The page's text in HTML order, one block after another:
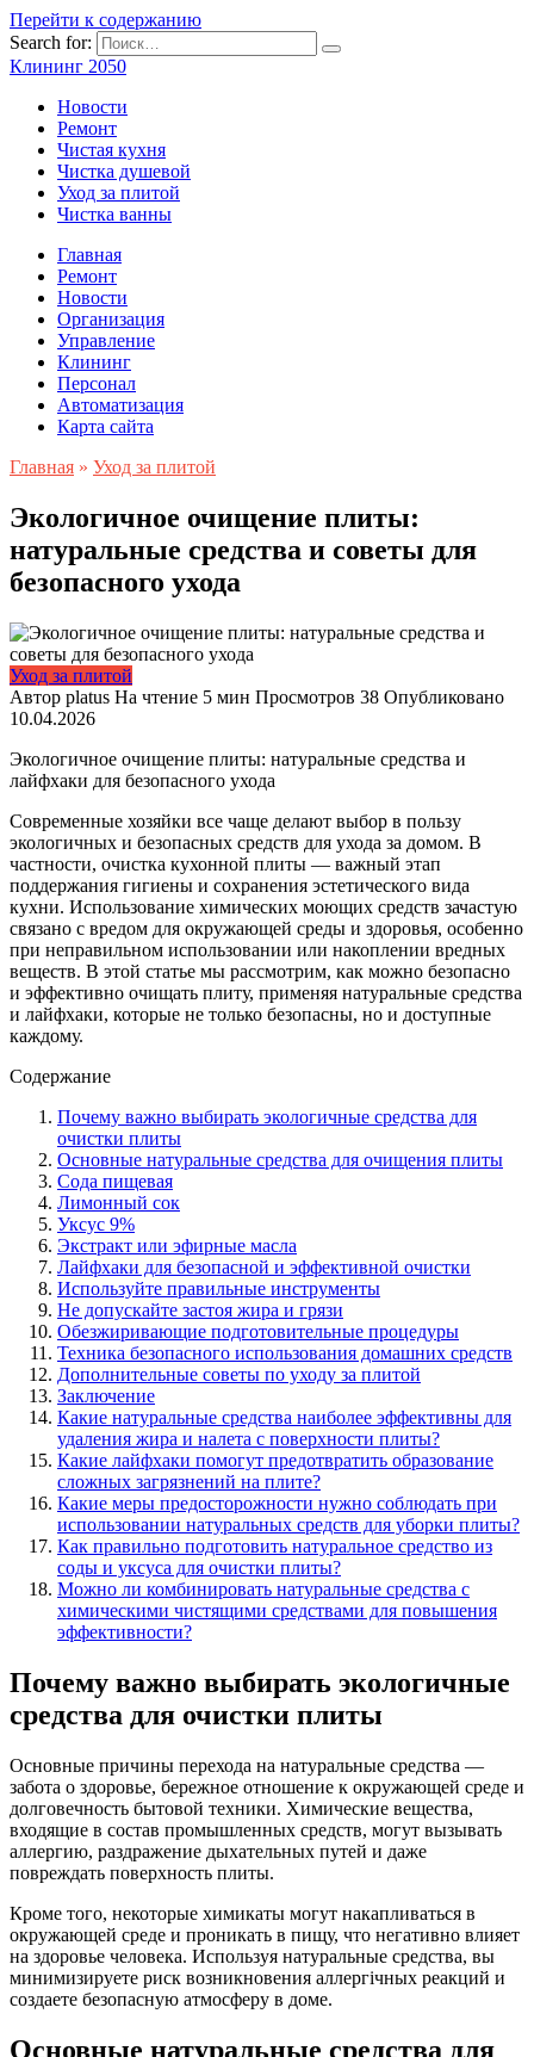
Перейти к содержанию
Search for:
Клининг 2050
Новости
Ремонт
Чистая кухня
Чистка душевой
Уход за плитой
Чистка ванны
Главная
Ремонт
Новости
Организация
Управление
Клининг
Персонал
Автоматизация
Карта сайта
Главная » Уход за плитой
Экологичное очищение плиты:
натуральные средства и советы для
безопасного ухода
Уход за плитой
Автор platus На чтение 5 мин Просмотров 38 Опубликовано
10.04.2026
Экологичное очищение плиты: натуральные средства и
лайфхаки для безопасного ухода
Современные хозяйки все чаще делают выбор в пользу
экологичных и безопасных средств для ухода за домом. В
частности, очистка кухонной плиты — важный этап
поддержания гигиены и сохранения эстетического вида
кухни. Использование химических моющих средств зачастую
связано с вредом для окружающей среды и здоровья, особенно
при неправильном использовании или накоплении вредных
веществ. В этой статье мы рассмотрим, как можно безопасно
и эффективно очищать плиту, применяя натуральные средства
и лайфхаки, которые не только безопасны, но и доступные
каждому.
Содержание
Почему важно выбирать экологичные средства для
очистки плиты
Основные натуральные средства для очищения плиты
Сода пищевая
Лимонный сок
Уксус 9%
Экстракт или эфирные масла
Лайфхаки для безопасной и эффективной очистки
Используйте правильные инструменты
Не допускайте застоя жира и грязи
Обезжиривающие подготовительные процедуры
Техника безопасного использования домашних средств
Дополнительные советы по уходу за плитой
Заключение
Какие натуральные средства наиболее эффективны для
удаления жира и налета с поверхности плиты?
Какие лайфхаки помогут предотвратить образование
сложных загрязнений на плите?
Какие меры предосторожности нужно соблюдать при
использовании натуральных средств для уборки плиты?
Как правильно подготовить натуральное средство из
соды и уксуса для очистки плиты?
Можно ли комбинировать натуральные средства с
химическими чистящими средствами для повышения
эффективности?
Почему важно выбирать экологичные
средства для очистки плиты
Основные причины перехода на натуральные средства —
забота о здоровье, бережное отношение к окружающей среде и
долговечность бытовой техники. Химические вещества,
входящие в состав промышленных средств, могут вызывать
аллергию, раздражение дыхательных путей и даже
повреждать поверхность плиты.
Кроме того, некоторые химикаты могут накапливаться в
окружающей среде и проникать в пищу, что негативно влияет
на здоровье человека. Используя натуральные средства, вы
минимизируете риск возникновения аллергічных реакций и
создаете безопасную атмосферу в доме.
Основные натуральные средства для